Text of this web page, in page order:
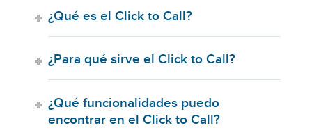
¿Qué es el Click to Call?
¿Para qué sirve el Click to Call?
¿Qué funcionalidades puedo
encontrar en el Click to Call?